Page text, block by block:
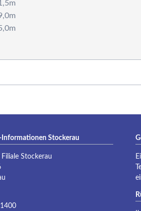
Stockerau
Filiale Stockerau